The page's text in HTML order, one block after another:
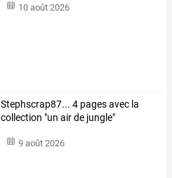
10 août 2026
Stephscrap87... 4 pages avec la
collection "un air de jungle"
9 août 2026